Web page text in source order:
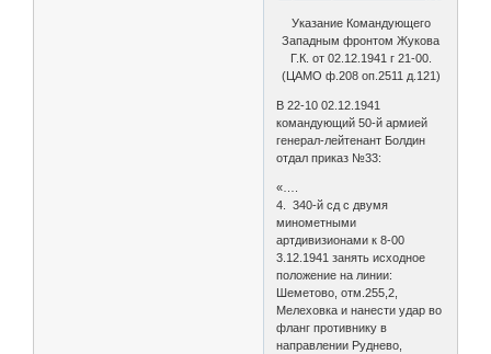
Указание Командующего
Западным фронтом Жукова
Г.К. от 02.12.1941 г 21-00.
(ЦАМО ф.208 оп.2511 д.121)
В 22-10 02.12.1941
командующий 50-й армией
генерал-лейтенант Болдин
отдал приказ №33:
«….
4. 340-й сд с двумя
минометными
артдивизионами к 8-00
3.12.1941 занять исходное
положение на линии:
Шеметово, отм.255,2,
Мелеховка и нанести удар во
фланг противнику в
направлении Руднево,